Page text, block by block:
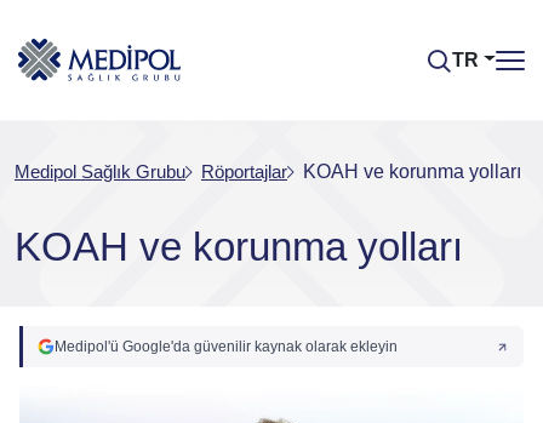
TR
Medipol Sağlık Grubu Röportajlar KOAH ve korunma yolları
KOAH ve korunma yolları
Medipol'ü Google'da güvenilir kaynak olarak ekleyin